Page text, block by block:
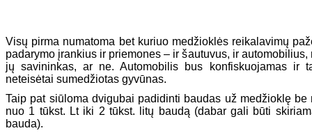
Visų pirma numatoma bet kuriuo medžioklės reikalavimų
padarymo įrankius ir priemones – ir šautuvus, ir
jų savininkas, ar ne. Automobilis bus konfiskuojamas ir
neteisėtai sumedžiotas gyvūnas.
Taip pat siūloma dvigubai padidinti baudas už medžioklę
nuo 1 tūkst. Lt iki 2 tūkst. litų baudą (dabar gali būti
bauda).